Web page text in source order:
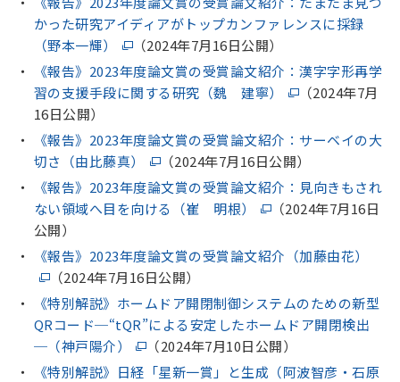
かった研究アイディアがトップカンファレンスに採録
（野本一輝）
（2024年7月16日公開）
《報告》2023年度論文賞の受賞論文紹介：漢字字形再学
習の支援手段に関する研究（魏 建寧）
（2024年7月
16日公開）
《報告》2023年度論文賞の受賞論文紹介：サーベイの大
切さ（由比藤真）
（2024年7月16日公開）
《報告》2023年度論文賞の受賞論文紹介：見向きもされ
ない領域へ目を向ける（崔 明根）
（2024年7月16日
公開）
《報告》2023年度論文賞の受賞論文紹介（加藤由花）
（2024年7月16日公開）
《特別解説》ホームドア開閉制御システムのための新型
QRコード─“tQR”による安定したホームドア開閉検出
─（神戸陽介）
（2024年7月10日公開）
《特別解説》日経「星新一賞」と生成（阿波智彦・石原